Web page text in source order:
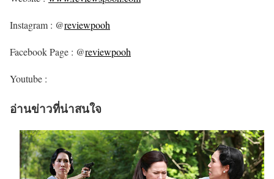
Instagram : @reviewpooh
Facebook Page : @reviewpooh
Youtube :
อ่านข่าวที่น่าสนใจ